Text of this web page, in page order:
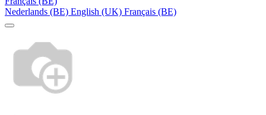
Nederlands (BE) English (UK) Français (BE)